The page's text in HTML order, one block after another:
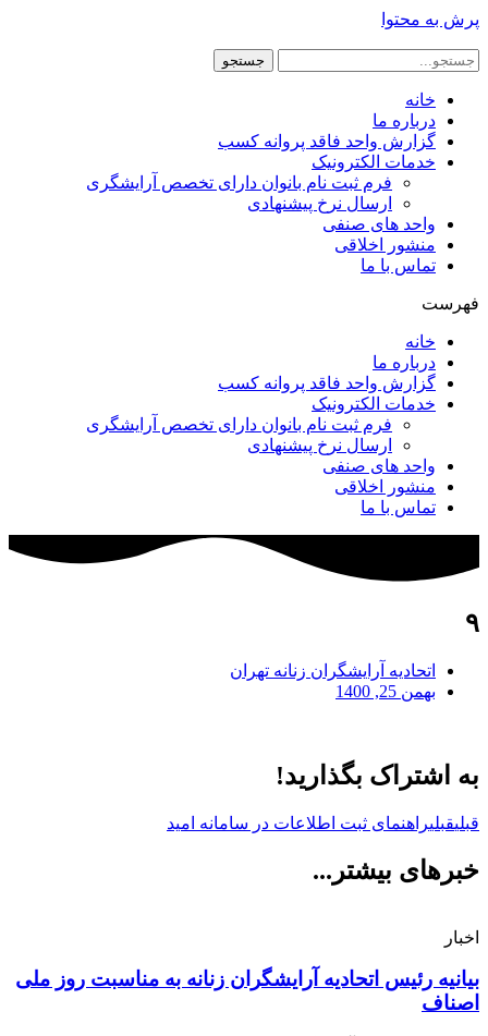
پرش به محتوا
جستجو
خانه
درباره ما
گزارش واحد فاقد پروانه کسب
خدمات الکترونیک
فرم ثبت نام بانوان دارای تخصص آرایشگری
ارسال نرخ پیشنهادی
واحد های صنفی
منشور اخلاقی
تماس با ما
فهرست
خانه
درباره ما
گزارش واحد فاقد پروانه کسب
خدمات الکترونیک
فرم ثبت نام بانوان دارای تخصص آرایشگری
ارسال نرخ پیشنهادی
واحد های صنفی
منشور اخلاقی
تماس با ما
۹
اتحادیه آرایشگران زنانه تهران
بهمن 25, 1400
به اشتراک بگذارید!
قبلیقبلیراهنمای ثبت اطلاعات در سامانه امید
خبرهای بیشتر...
اخبار
بیانیه رئیس اتحادیه آرایشگران زنانه به مناسبت روز ملی
اصناف